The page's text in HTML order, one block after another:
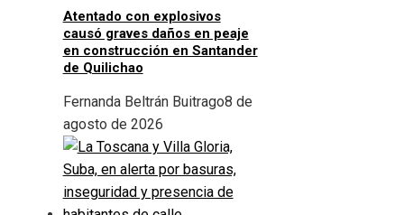
Atentado con explosivos
causó graves daños en peaje
en construcción en Santander
de Quilichao
Fernanda Beltrán Buitrago8 de
agosto de 2026